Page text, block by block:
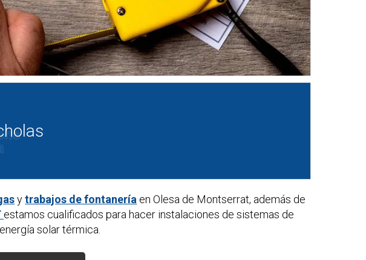
ytrabajos de fontanería en Olesa de Montserrat, además de
estamos cualificados para hacer instalaciones de sistemas de
solar térmica.